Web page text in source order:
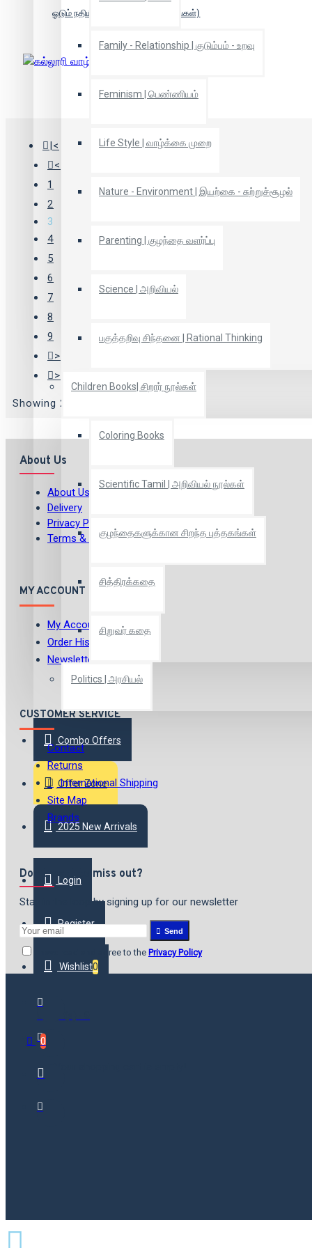
Family - Relationship | குடும்பம் - உறவு
Feminism | பெண்ணியம்
Life Style | வாழ்க்கை முறை
Nature - Environment | இயற்கை - சுற்றுச்சூழல்
Parenting | குழந்தை வளர்ப்பு
Science | அறிவியல்
பகுத்தறிவு சிந்தனை | Rational Thinking
Children Books| சிறார் நூல்கள்
Coloring Books
Scientific Tamil | அறிவியல் நூல்கள்
குழந்தைகளுக்கான சிறந்த புத்தகங்கள்
சித்திரக்கதை
சிறுவர் கதை
Politics | அரசியல்
Combo Offers
Offer Zone
2025 New Arrivals
Login
Register
Wishlist0
0
ஓடும் நதியின் ஓசை (இரண்டு பாகங்கள்)
|<
<
1
2
3
4
5
6
7
8
9
>
>|
Showing 25 to 36 of 120 (10 Pages)
About Us
About Us
Delivery
Privacy Policy
Terms & Conditions
MY ACCOUNT
My Account
Order History
Newsletter
CUSTOMER SERVICE
Contact
Returns
International Shipping
Site Map
Brands
Don't want to miss out?
Stay in the loop by signing up for our newsletter
Send
I have read and agree to the Privacy Policy